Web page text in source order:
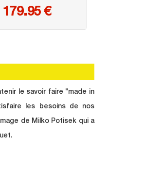
179.95 €
le savoir faire "made in
les besoins de nos
de Milko Potisek qui a